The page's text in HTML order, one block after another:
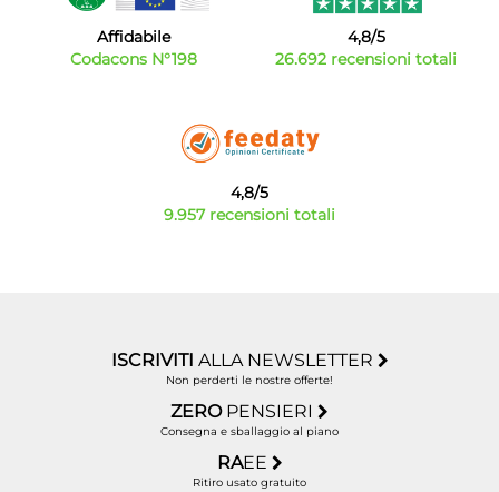
Affidabile
Codacons N°198
4,8/5
26.692 recensioni totali
4,8/5
9.957 recensioni totali
ISCRIVITI ALLA NEWSLETTER
Non perderti le nostre offerte!
ZERO PENSIERI
Consegna e sballaggio al piano
RAEE
Ritiro usato gratuito